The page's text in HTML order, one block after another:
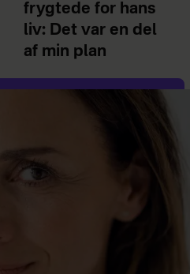
frygtede for hans
liv: Det var en del
af min plan